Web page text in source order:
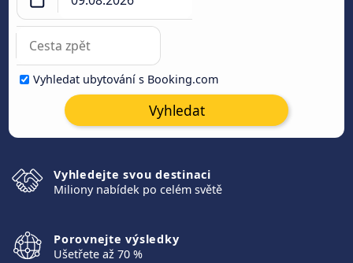
Vyhledat ubytování s Booking.com
Vyhledat
Vyhledejte svou destinaci
Miliony nabídek po celém světě
Porovnejte výsledky
Ušetřete až 70 %